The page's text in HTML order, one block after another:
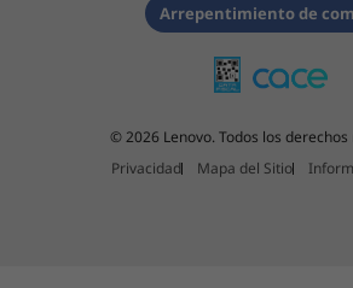
Arrepentimiento de
© 2026 Lenovo. Todos los derechos
Privacidad
Mapa del Sitio